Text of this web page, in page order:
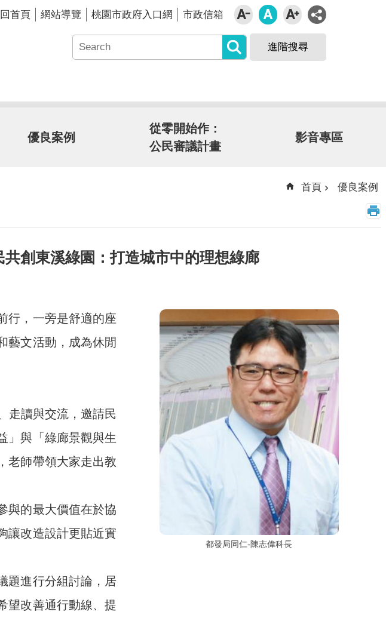
回首頁 網站導覽 桃園市政府入口網 市政信箱
進階搜尋
優良案例
從零開始作：
公民審議計畫
影音專區
首頁 優良案例
創東溪綠園：打造城市中的理想綠廊
行，一旁是舒適的座
藝文活動，成為休閒
走讀與交流，邀請民
」與「綠廊景觀與生
老師帶領大家走出教
與的最大價值在於協
讓改造設計更貼近實
題進行分組討論，居
望改善通行動線、提
都發局同仁-陳志偉科長